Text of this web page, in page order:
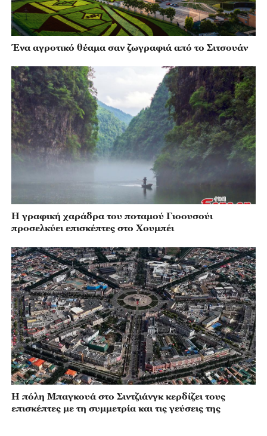
Ένα αγροτικό θέαμα σαν ζωγραφιά από το Σιτσουάν
Η γραφική χαράδρα του ποταμού Γιοουσούι
προσελκύει επισκέπτες στο Χουμπέι
Η πόλη Μπαγκουά στο Σιντζιάνγκ κερδίζει τους
επισκέπτες με τη συμμετρία και τις γεύσεις της